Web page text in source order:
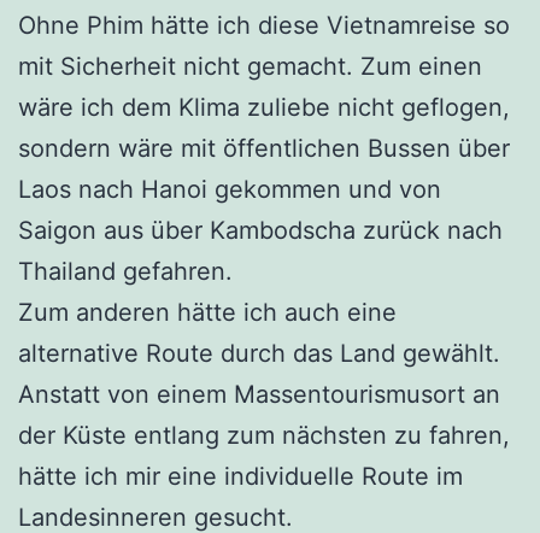
Ohne Phim hätte ich diese Vietnamreise so
mit Sicherheit nicht gemacht. Zum einen
wäre ich dem Klima zuliebe nicht geflogen,
sondern wäre mit öffentlichen Bussen über
Laos nach Hanoi gekommen und von
Saigon aus über Kambodscha zurück nach
Thailand gefahren.
Zum anderen hätte ich auch eine
alternative Route durch das Land gewählt.
Anstatt von einem Massentourismusort an
der Küste entlang zum nächsten zu fahren,
hätte ich mir eine individuelle Route im
Landesinneren gesucht.